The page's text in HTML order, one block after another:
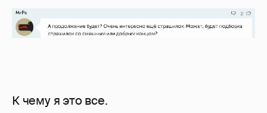
К чему я это все.